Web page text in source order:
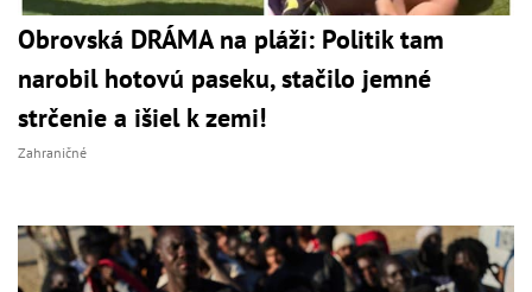
Obrovská DRÁMA na pláži: Politik tam
narobil hotovú paseku, stačilo jemné
strčenie a išiel k zemi!
Zahraničné